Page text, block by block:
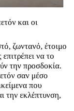
και οι
ζωντανό, έτοιμο
να το
την προσδοκία.
σαν μέσο
που
την εκλέπτυνση,